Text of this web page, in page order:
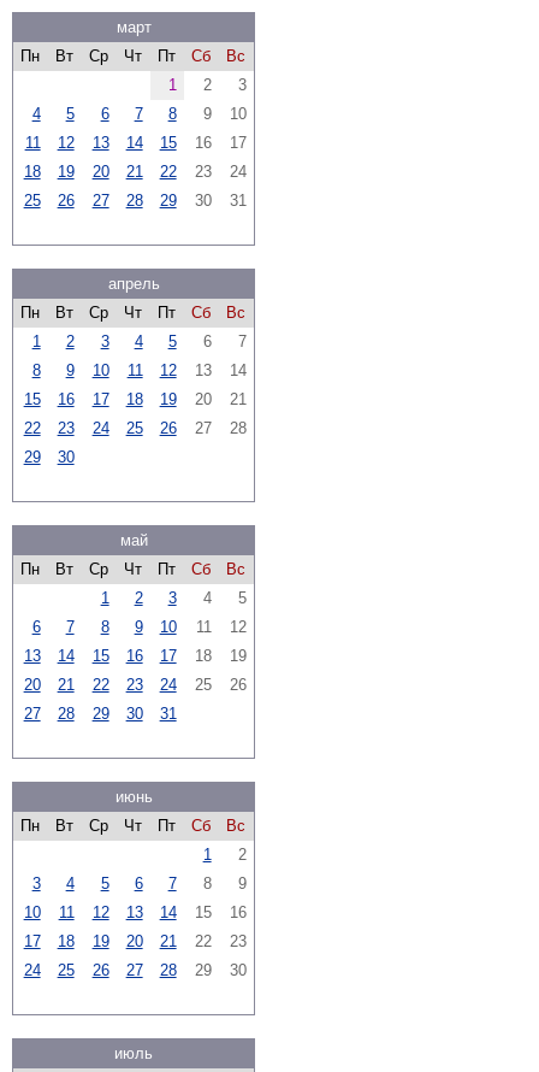
март
Пн
Вт Ср Чт Пт Сб
Вс
1
2
3
4
5 6 7 8 9
10
11
12 13 14 15 16
17
18
19 20 21 22 23
24
25
26 27 28 29 30 31
апрель
Пн
Вт Ср Чт Пт Сб
Вс
1
2 3 4 5 6
7
8
9 10 11 12 13
14
15
16 17 18 19 20
21
22
23 24 25 26 27
28
29
30
май
Пн
Вт Ср Чт Пт Сб
Вс
1
2 3 4
5
6
7 8 9 10 11
12
13
14 15 16 17 18
19
20
21 22 23 24 25
26
27
28 29 30 31
июнь
Пн
Вт Ср Чт Пт Сб
Вс
1
2
3
4 5 6 7 8
9
10
11 12 13 14 15
16
17
18 19 20 21 22
23
24
25 26 27 28 29 30
июль